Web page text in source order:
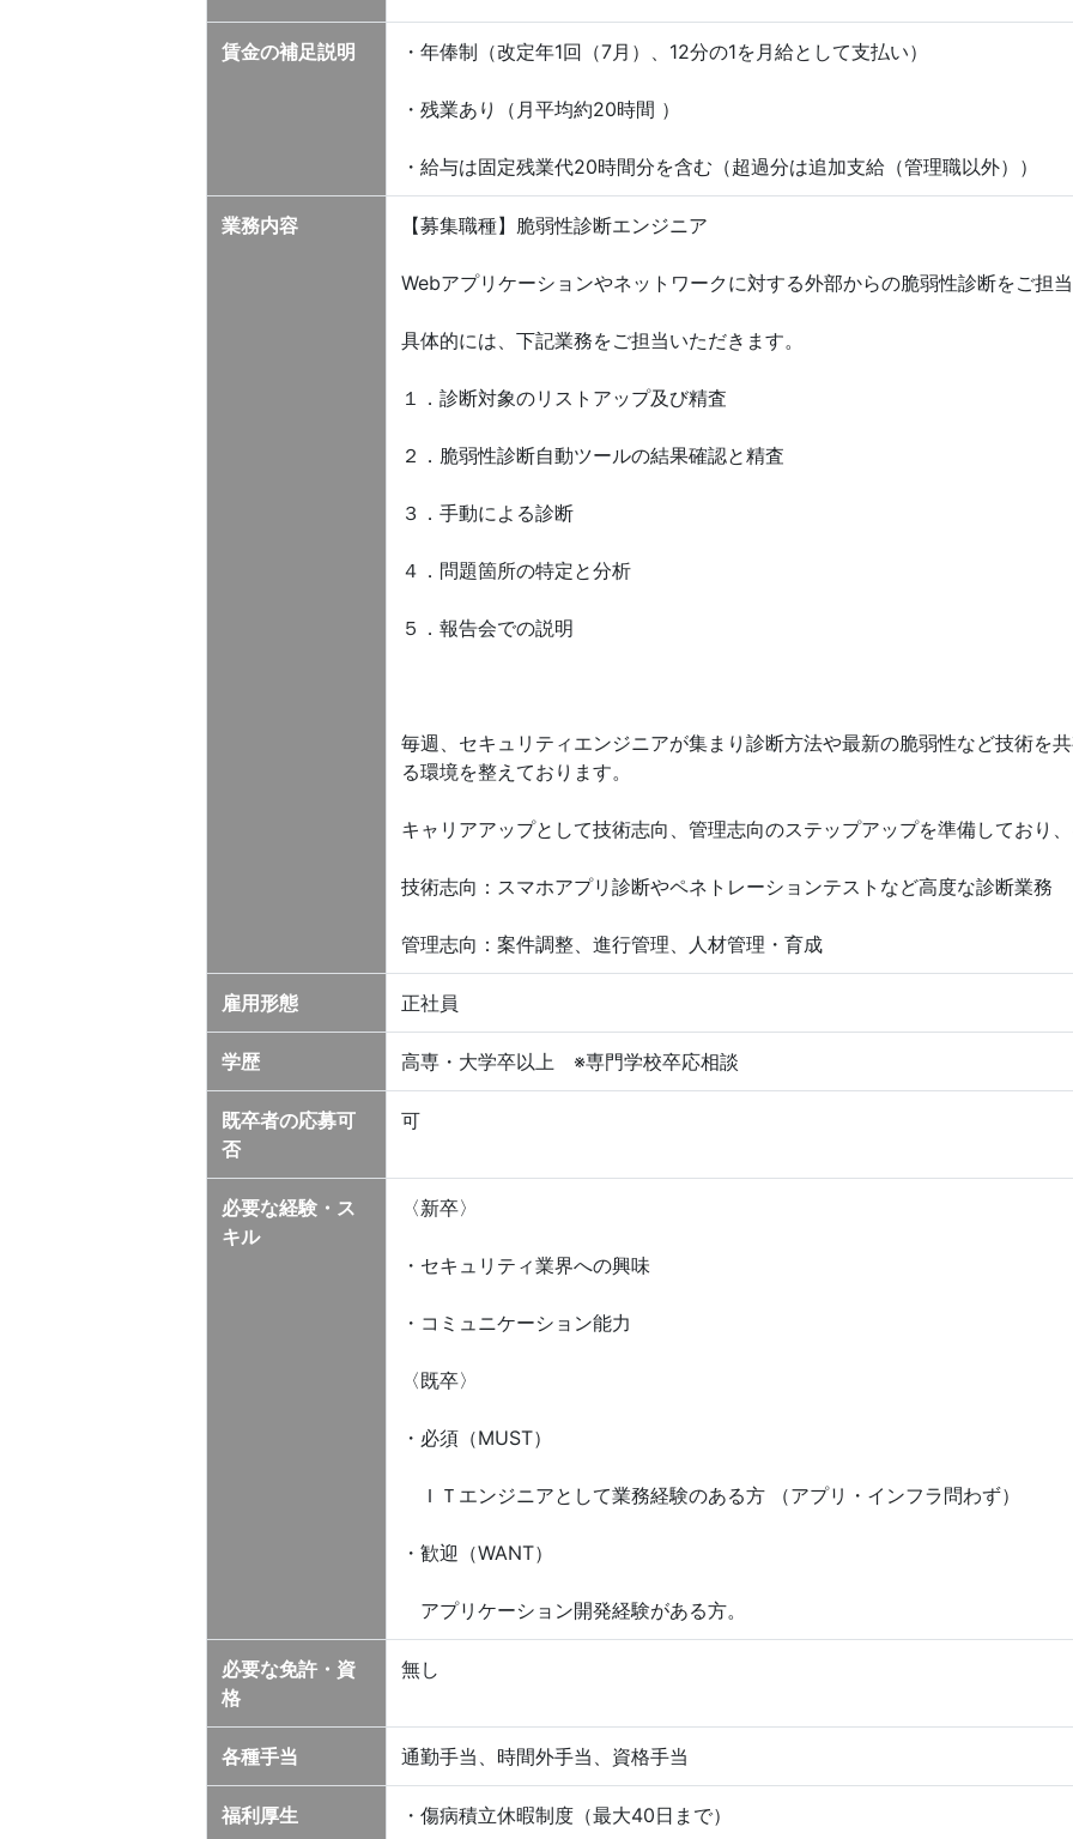
賃金の補足説明 ・年俸制（改定年1回（7月）、12分の1を月給として支払い）
・残業あり（月平均約20時間 ）
・給与は固定残業代20時間分を含む（超過分は追加支給（管理職以外））
業務内容 【募集職種】脆弱性診断エンジニア
Webアプリケーションやネットワークに対する外部からの脆弱性診断をご担
具体的には、下記業務をご担当いただきます。
１．診断対象のリストアップ及び精査
２．脆弱性診断自動ツールの結果確認と精査
３．手動による診断
４．問題箇所の特定と分析
５．報告会での説明
毎週、セキュリティエンジニアが集まり診断方法や最新の脆弱性など技術を
る環境を整えております。
キャリアアップとして技術志向、管理志向のステップアップを準備しており
技術志向：スマホアプリ診断やペネトレーションテストなど高度な診断業務
管理志向：案件調整、進行管理、人材管理・育成
雇用形態 正社員
学歴 高専・大学卒以上 ※専門学校卒応相談
既卒者の応募可
否
可
必要な経験・ス
キル
〈新卒〉
・セキュリティ業界への興味
・コミュニケーション能力
〈既卒〉
・必須（MUST）
ＩＴエンジニアとして業務経験のある方 （アプリ・インフラ問わず）
・歓迎（WANT）
アプリケーション開発経験がある方。
必要な免許・資
格
無し
各種手当 通勤手当、時間外手当、資格手当
福利厚生 ・傷病積立休暇制度（最大40日まで）